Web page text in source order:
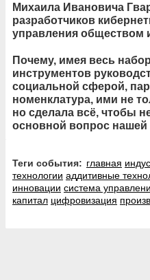
Михаила Ивановича
разработчиков
управления обществом
Почему, имея весь
инструментов
социальной сферой,
номенклатура, ими не
но сделала всё, чтобы
основной вопрос нашей
Теги события: главная
технологии аддитивные
инновации система
капитал цифровизация